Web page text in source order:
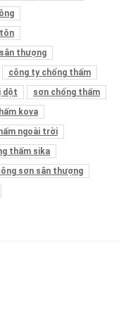
thượng
công ty chống thấm
dột
sơn chống thấm
kova
ngoài trời
thấm sika
sơn sân thượng